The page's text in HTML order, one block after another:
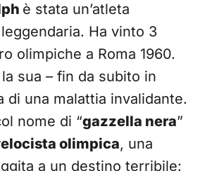
è stata un’atleta
Ha vinto 3
olimpiche a Roma 1960.
sua – fin da subito in
di una malattia invalidante.
nome di “gazzella nera”
olimpica, una
a un destino terribile: